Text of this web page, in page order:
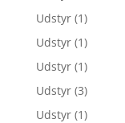
Udstyr (1)
Udstyr (1)
Udstyr (1)
Udstyr (3)
Udstyr (1)